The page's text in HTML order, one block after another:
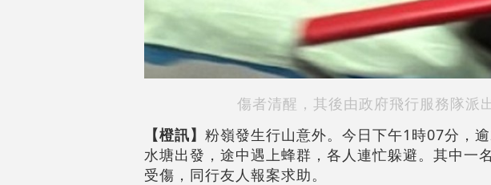
傷者清醒，其後由政府飛行服務隊派
【橙訊】 粉嶺發生行山意外。今日下午1時07分，
水塘出發，途中遇上蜂群，各人連忙躲避。其中一
受傷，同行友人報案求助。